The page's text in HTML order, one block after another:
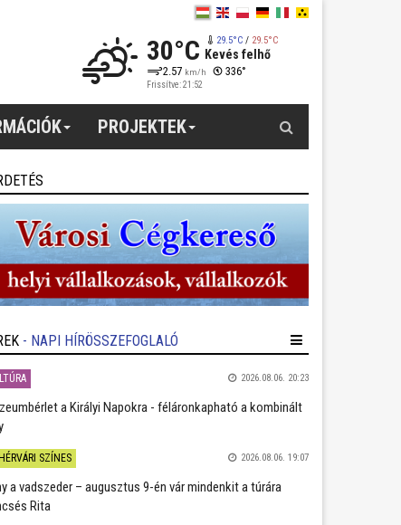
30°C 29.5°C/ 29.5°C
Kevés felhő
2.57 km/h 336°
Frissítve: 21:52
PROJEKTEK
- NAPI HÍRÖSSZEFOGLALÓ
2026.08.06. 20:23
a Királyi Napokra - féláronkapható a kombinált
SZÍNES 2026.08.06. 19:07
a vadszeder – augusztus 9-én vár mindenkit a túrára
Rita